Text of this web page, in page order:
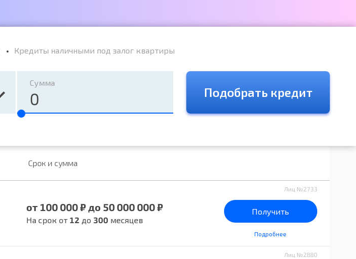
Кредиты наличными под залог квартиры
Сумма
Подобрать кредит
Срок и сумма
от 100 000 ₽ до 50 000 000 ₽
На срок от 12 до 300месяцев
Лиц №2733
Получить
Подробнее
Лиц №2880